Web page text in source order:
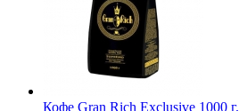
Кофе Gran Rich Exclusive 1000 г.